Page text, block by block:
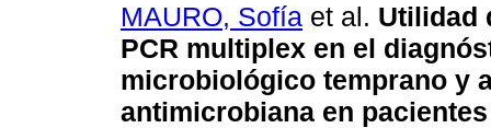
MAURO, Sofía et al. Utilidad
PCR multiplex en el
microbiológico temprano y
antimicrobiana en